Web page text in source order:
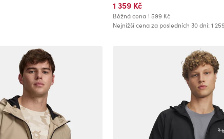
1 359 Kč
Běžná cena 1 599 Kč
Nejnižší cena za posledních 30 dní: 1